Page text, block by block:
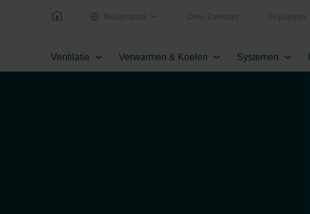
Nederlands Over Zehnder Prijslijsten
Ventilatie Verwarmen & Koelen Systemen